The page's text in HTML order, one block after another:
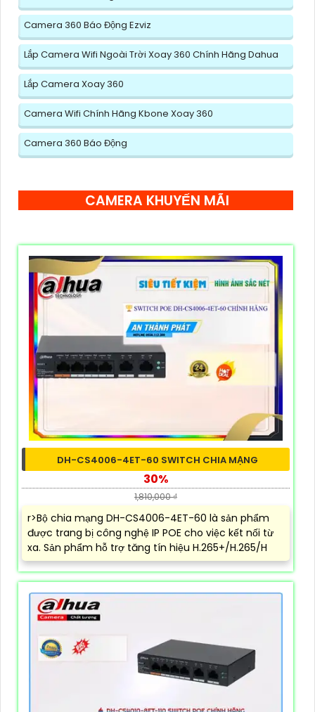
Camera 360 Báo Động Ezviz
Lắp Camera Wifi Ngoài Trời Xoay 360 Chính Hãng Dahua
Lắp Camera Xoay 360
Camera Wifi Chính Hãng Kbone Xoay 360
Camera 360 Báo Động
CAMERA KHUYẾN MÃI
DH-CS4006-4ET-60 SWITCH CHIA MẠNG
30%
1,810,000 ₫
r>Bộ chia mạng DH-CS4006-4ET-60 là sản phẩm
được trang bị công nghệ IP POE cho việc kết nối từ
xa. Sản phẩm hỗ trợ tăng tín hiệu H.265+/H.265/H